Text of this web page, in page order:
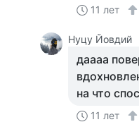
11 лет
Нуцу Йовдий
даааа
на что
11 лет